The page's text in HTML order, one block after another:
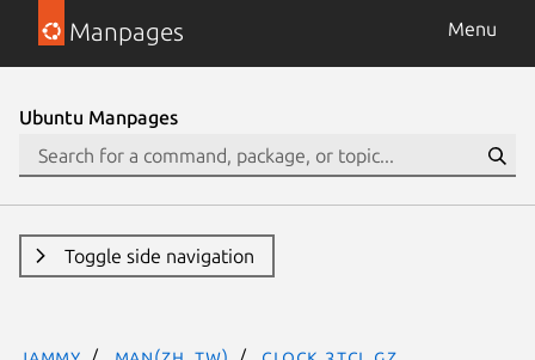
Manpages Menu
Ubuntu Manpages
Toggle side navigation